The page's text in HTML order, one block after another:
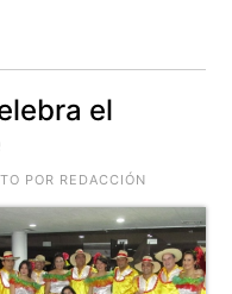
el
POR REDACCIÓN